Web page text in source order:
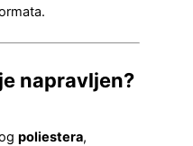
napravljen?
poliestera,